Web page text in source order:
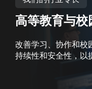
高等教育与校
改善学习、协作和校
持续性和安全性，以